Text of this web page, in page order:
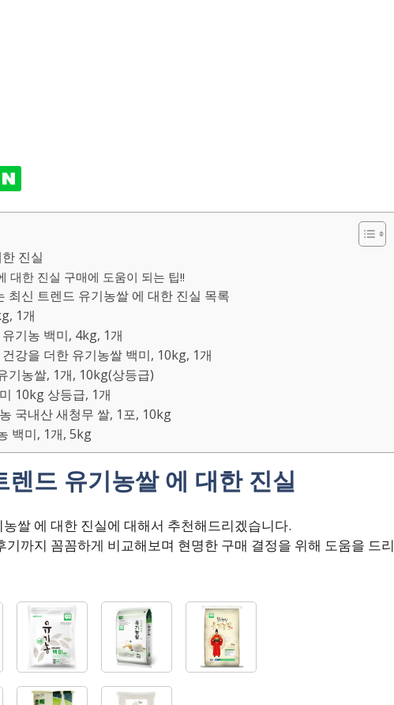
진실
대한 진실 구매에 도움이 되는 팁!!
최신 트렌드 유기농쌀 에 대한 진실 목록
1개
기농 백미, 4kg, 1개
강을 더한 유기농쌀 백미, 10kg, 1개
기농쌀, 1개, 10kg(상등급)
10kg 상등급, 1개
국내산 새청무 쌀, 1포, 10kg
백미, 1개, 5kg
렌드 유기농쌀 에 대한 진실
쌀 에 대한 진실에 대해서 추천해드리겠습니다.
까지 꼼꼼하게 비교해보며 현명한 구매 결정을 위해 도움을 드리